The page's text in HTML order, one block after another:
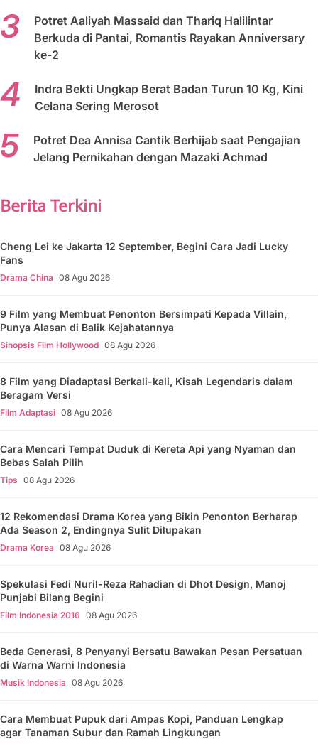
Potret Aaliyah Massaid dan Thariq Halilintar
Berkuda di Pantai, Romantis Rayakan Anniversary
ke-2
Indra Bekti Ungkap Berat Badan Turun 10 Kg, Kini
Celana Sering Merosot
Potret Dea Annisa Cantik Berhijab saat Pengajian
Jelang Pernikahan dengan Mazaki Achmad
Berita Terkini
Cheng Lei ke Jakarta 12 September, Begini Cara Jadi Lucky
Fans
Drama China 08 Agu 2026
9 Film yang Membuat Penonton Bersimpati Kepada Villain,
Punya Alasan di Balik Kejahatannya
Sinopsis Film Hollywood 08 Agu 2026
8 Film yang Diadaptasi Berkali-kali, Kisah Legendaris dalam
Beragam Versi
Film Adaptasi 08 Agu 2026
Cara Mencari Tempat Duduk di Kereta Api yang Nyaman dan
Bebas Salah Pilih
Tips 08 Agu 2026
12 Rekomendasi Drama Korea yang Bikin Penonton Berharap
Ada Season 2, Endingnya Sulit Dilupakan
Drama Korea 08 Agu 2026
Spekulasi Fedi Nuril-Reza Rahadian di Dhot Design, Manoj
Punjabi Bilang Begini
Film Indonesia 2016 08 Agu 2026
Beda Generasi, 8 Penyanyi Bersatu Bawakan Pesan Persatuan
di Warna Warni Indonesia
Musik Indonesia 08 Agu 2026
Cara Membuat Pupuk dari Ampas Kopi, Panduan Lengkap
agar Tanaman Subur dan Ramah Lingkungan